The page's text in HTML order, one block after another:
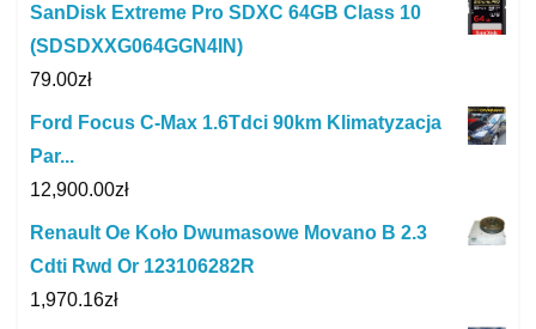
SanDisk Extreme Pro SDXC 64GB Class 10
(SDSDXXG064GGN4IN)
79.00zł
Ford Focus C-Max 1.6Tdci 90km Klimatyzacja
Par...
12,900.00zł
Renault Oe Koło Dwumasowe Movano B 2.3
Cdti Rwd Or 123106282R
1,970.16zł